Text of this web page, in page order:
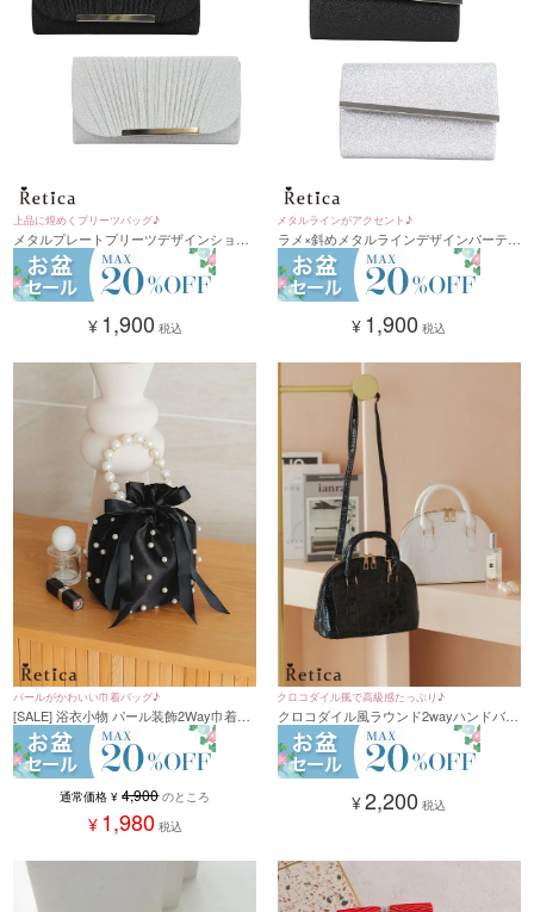
上品に煌めくプリーツバッグ♪
メタルプレートプリーツデザインショル
ダーチェーン付き2wayバッグ(ブラック/
シルバー)
¥ 1,900 税込
メタルラインがアクセント♪
ラメ×斜めメタルラインデザインパーティ
ー2wayバッグ(ブラック/シルバー)
¥ 1,900 税込
パールがかわいい巾着バッグ♪
[SALE] 浴衣小物 パール装飾2Way巾着ミ
ニバッグ(ブラック)
通常価格 ¥ 4,900 のところ
¥ 1,980 税込
クロコダイル風で高級感たっぷり♪
クロコダイル風ラウンド2wayハンドバッ
グ(ホワイト/ブラック)
¥2,200 税込